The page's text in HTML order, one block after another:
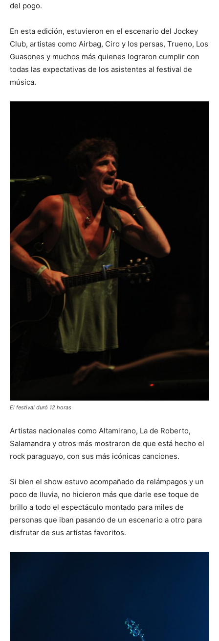
del pogo.
En esta edición, estuvieron en el escenario del Jockey
Club, artistas como Airbag, Ciro y los persas, Trueno, Los
Guasones y muchos más quienes lograron cumplir con
todas las expectativas de los asistentes al festival de
música.
El festival duró 12 horas
Artistas nacionales como Altamirano, La de Roberto,
Salamandra y otros más mostraron de que está hecho el
rock paraguayo, con sus más icónicas canciones.
Si bien el show estuvo acompañado de relámpagos y un
poco de lluvia, no hicieron más que darle ese toque de
brillo a todo el espectáculo montado para miles de
personas que iban pasando de un escenario a otro para
disfrutar de sus artistas favoritos.